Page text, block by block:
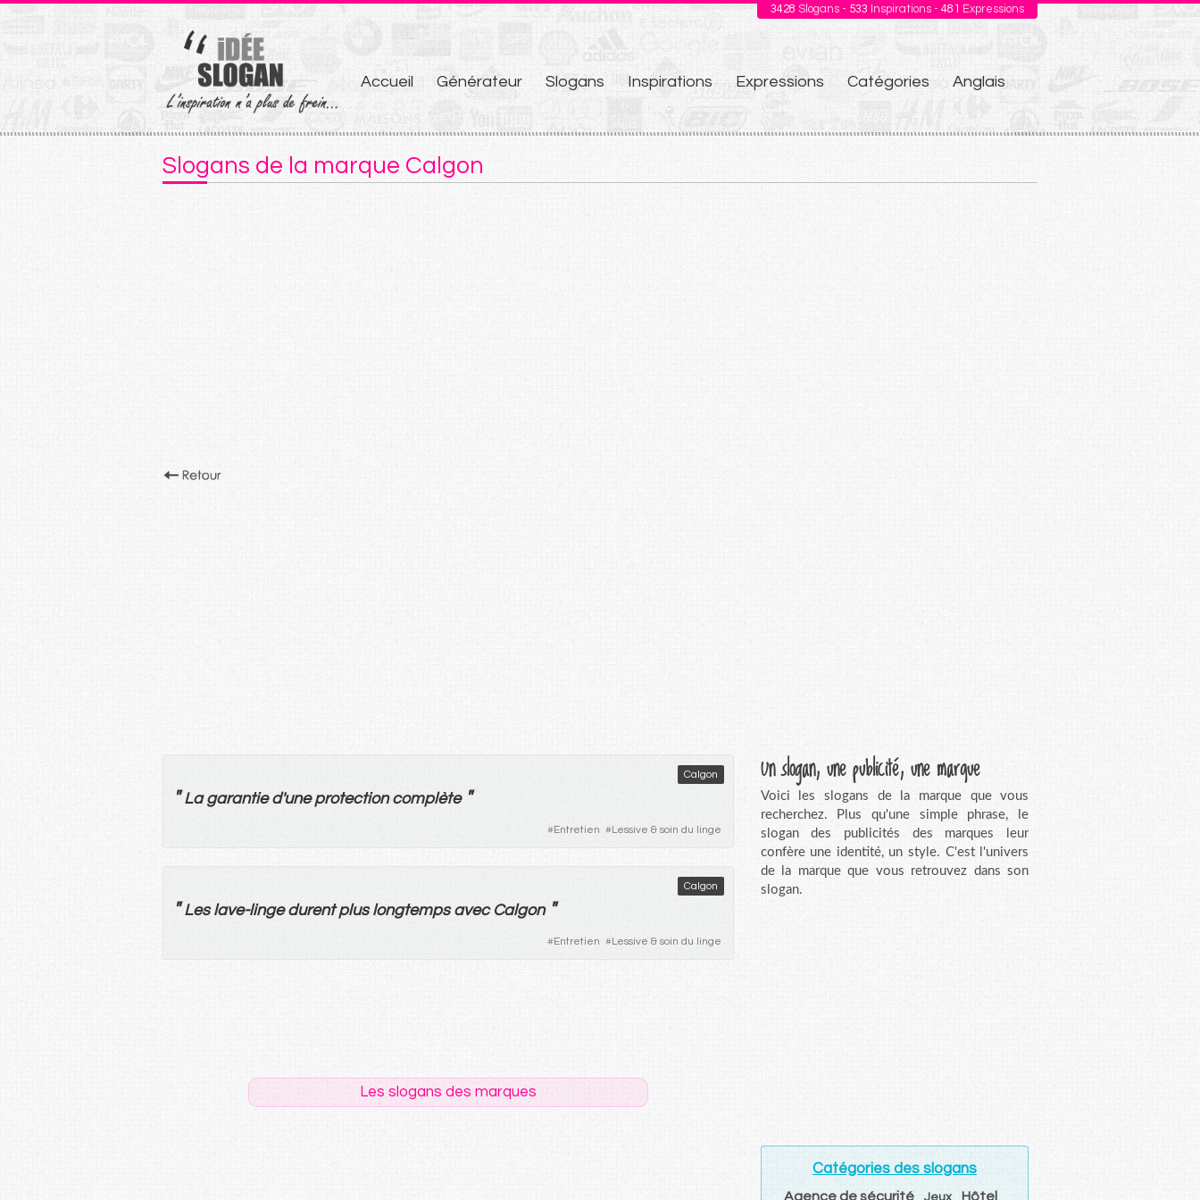
3428 Slogans - 533 Inspirations - 481 Expressions
Aller
au
contenu
Accueil Générateur Slogans Inspirations Expressions Catégories Anglais
Slogans de la marque Calgon
Calgon
" La garantied'une protection complète "
#Entretien #Lessive & soin du linge
Calgon
" Les lave-linge durent plus longtemps avecCalgon "
#Entretien #Lessive & soin du linge
Les slogans des marques
Un slogan, une publicité, une marque
Voici les slogans de la marque que vous
recherchez. Plus qu'une simple phrase, le
slogan des publicités des marques leur
confère une identité, un style. C'est l'univers
de la marque que vous retrouvez dans son
slogan.
Catégories des slogans
Agence de sécurité Jeux Hôtel